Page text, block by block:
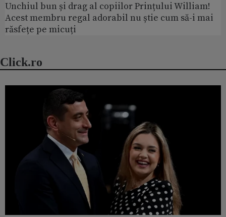
Unchiul bun și drag al copiilor Prințului William!
Acest membru regal adorabil nu știe cum să-i mai
răsfețe pe micuți
Click.ro